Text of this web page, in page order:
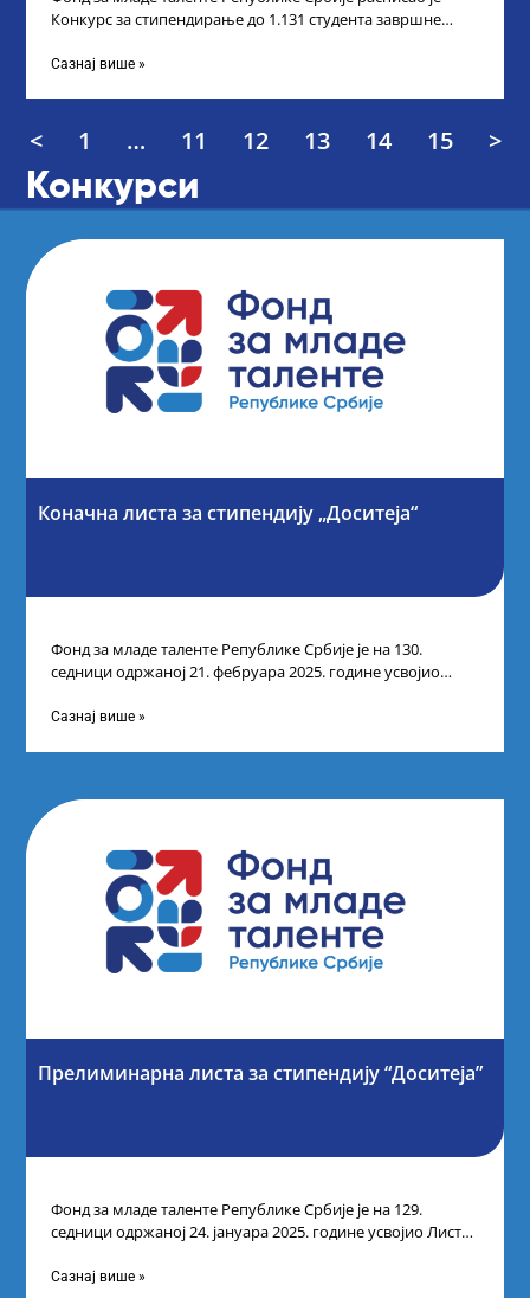
Конкурс за стипендирање до 1.131 студента завршне
Сазнај више »
< 1 … 11 12 13 14 15 >
Конкурси
Коначна листа за стипендију „Доситеја“
Фонд за младе таленте Републике Србије је на 130.
седници одржаној 21. фебруара 2025. године усвојио
Сазнај више »
Прелиминарна листа за стипендију “Доситеја”
Фонд за младе таленте Републике Србије је на 129.
седници одржаној 24. јануара 2025. године усвојио Листу
Сазнај више »